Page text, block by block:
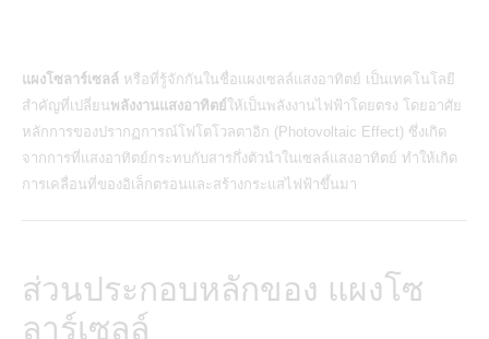
แผงโซลาร์เซลล์ หรือที่รู้จักกันในชื่อแผงเซลล์แสงอาทิตย์ เป็นเทคโนโลยี
สำคัญที่เปลี่ยนพลังงานแสงอาทิตย์ ให้เป็นพลังงานไฟฟ้าโดยตรง โดยอาศัย
หลักการของปรากฏการณ์โฟโตโวลตาอิก (Photovoltaic Effect) ซึ่งเกิด
จากการที่แสงอาทิตย์กระทบกับสารกึ่งตัวนำในเซลล์แสงอาทิตย์ ทำให้เกิด
การเคลื่อนที่ของอิเล็กตรอนและสร้างกระแสไฟฟ้าขึ้นมา
ส่วนประกอบหลักของ แผงโซ
ลาร์เซลล์